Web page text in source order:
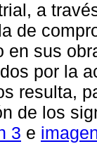
a
de
en sus
por la
resulta,
de los
3 e